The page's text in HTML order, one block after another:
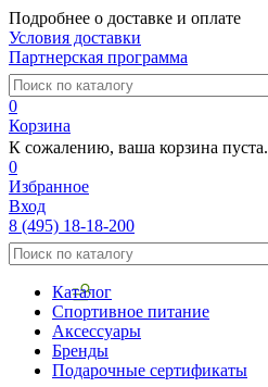
Подробнее о доставке и оплате
Условия доставки
Партнерская программа
0
Корзина
К сожалению, ваша корзина пуста.
0
Избранное
Вход
8 (495) 18-18-200
Каталог
Спортивное питание
Аксессуары
Бренды
Подарочные сертификаты